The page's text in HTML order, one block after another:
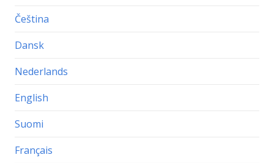
Čeština
Dansk
Nederlands
English
Suomi
Français